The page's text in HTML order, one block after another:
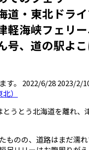
道・東北ドラ
軽海峡フェリー
号、道の駅よ
す。 2022/6/282023/2/
）
うとう北海道を離れ、
ものの、道路はまだ濡